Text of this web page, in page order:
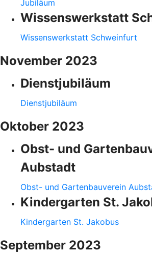
Jubiläum
Wissenswerkstatt
Wissenswerkstatt Schweinfurt
November 2023
Dienstjubiläum
Dienstjubiläum
Oktober 2023
Obst- und
Aubstadt
Obst- und Gartenbauverein
Kindergarten St.
Kindergarten St. Jakobus
September 2023